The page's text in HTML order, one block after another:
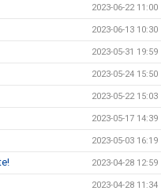
2023-06-22 11:00
2023-06-13 10:30
2023-05-31 19:59
2023-05-24 15:50
2023-05-22 15:03
2023-05-17 14:39
2023-05-03 16:19
2023-04-28 12:59
2023-04-28 11:34